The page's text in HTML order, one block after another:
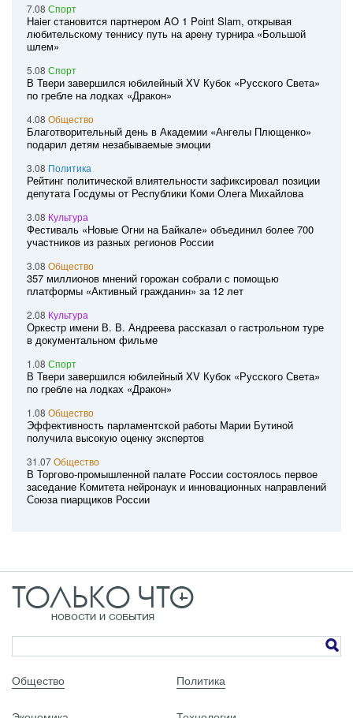
7.08 Спорт
Haier становится партнером AO 1 Point Slam, открывая
любительскому теннису путь на арену турнира «Большой
шлем»
5.08 Спорт
В Твери завершился юбилейный XV Кубок «Русского Света»
по гребле на лодках «Дракон»
4.08 Общество
Благотворительный день в Академии «Ангелы Плющенко»
подарил детям незабываемые эмоции
3.08 Политика
Рейтинг политической влиятельности зафиксировал позиции
депутата Госдумы от Республики Коми Олега Михайлова
3.08 Культура
Фестиваль «Новые Огни на Байкале» объединил более 700
участников из разных регионов России
3.08 Общество
357 миллионов мнений горожан собрали с помощью
платформы «Активный гражданин» за 12 лет
2.08 Культура
Оркестр имени В. В. Андреева рассказал о гастрольном туре
в документальном фильме
1.08 Спорт
В Твери завершился юбилейный XV Кубок «Русского Света»
по гребле на лодках «Дракон»
1.08 Общество
Эффективность парламентской работы Марии Бутиной
получила высокую оценку экспертов
31.07Общество
В Торгово-промышленной палате России состоялось первое
заседание Комитета нейронаук и инновационных направлений
Союза пиарщиков России
Общество Политика